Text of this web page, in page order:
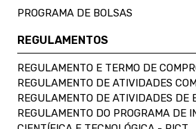
PROGRAMA DE BOLSAS
REGULAMENTOS
REGULAMENTO E TERMO DE
REGULAMENTO DE ATIVIDADES
REGULAMENTO DE ATIVIDADES DE
REGULAMENTO DO PROGRAMA DE